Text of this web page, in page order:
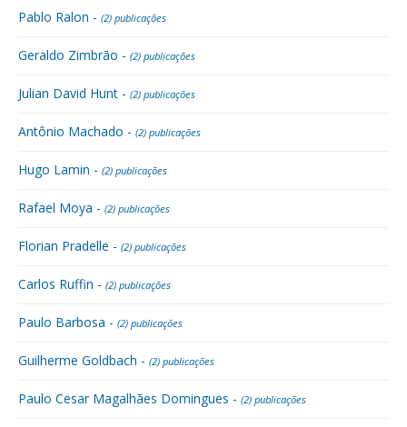
Pablo Ralon - (2) publicações
Geraldo Zimbrão - (2) publicações
Julian David Hunt - (2) publicações
Antônio Machado - (2) publicações
Hugo Lamin - (2) publicações
Rafael Moya - (2) publicações
Florian Pradelle - (2) publicações
Carlos Ruffin - (2) publicações
Paulo Barbosa - (2) publicações
Guilherme Goldbach - (2) publicações
Paulo Cesar Magalhães Domingues - (2) publicações